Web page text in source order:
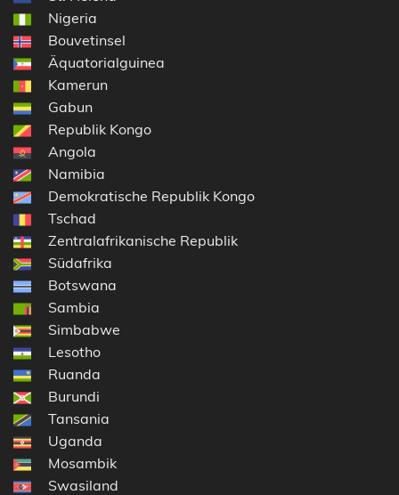
Nigeria
Bouvetinsel
Äquatorialguinea
Kamerun
Gabun
Republik Kongo
Angola
Namibia
Demokratische Republik Kongo
Tschad
Zentralafrikanische Republik
Südafrika
Botswana
Sambia
Simbabwe
Lesotho
Ruanda
Burundi
Tansania
Uganda
Mosambik
Swasiland